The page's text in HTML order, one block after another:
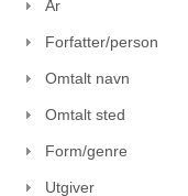
År
Forfatter/person
Omtalt navn
Omtalt sted
Form/genre
Utgiver